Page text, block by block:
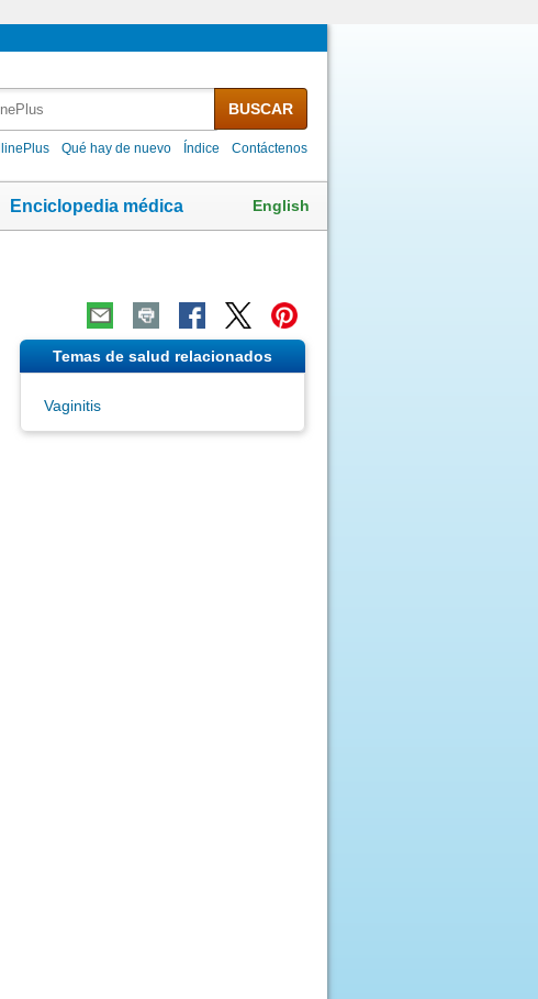
BUSCAR
Qué hay de nuevo Índice Contáctenos
Enciclopedia médica English
Temas de salud relacionados
Vaginitis